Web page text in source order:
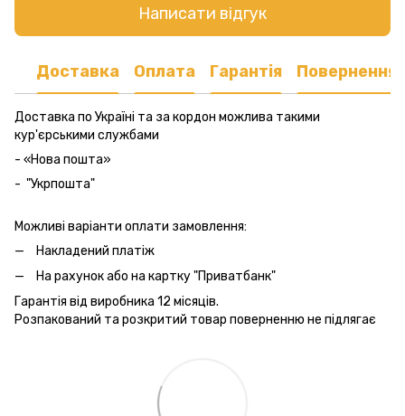
Написати відгук
Доставка Оплата Гарантія Повернення
Доставка по Україні та за кордон можлива такими
кур'єрськими службами
- «Нова пошта»
- "Укрпошта"
Можливі варіанти оплати замовлення:
Накладений платіж
На рахунок або на картку "Приватбанк"
Гарантія від виробника 12 місяців.
Розпакований та розкритий товар поверненню не підлягає